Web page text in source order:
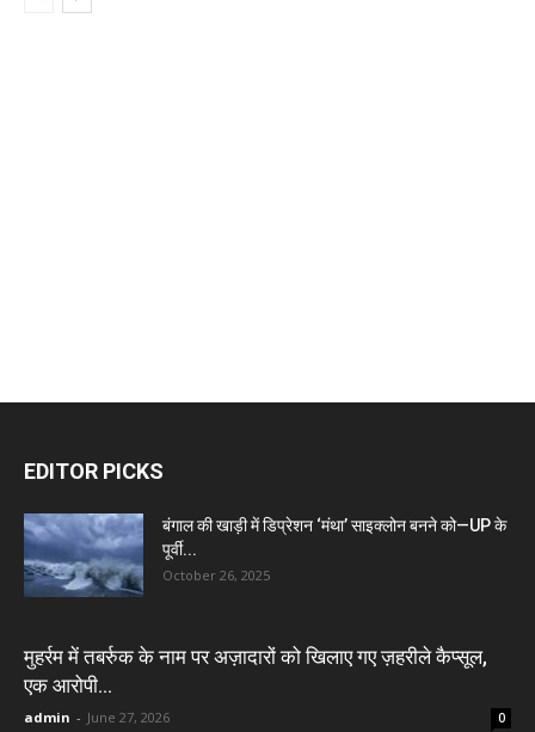
EDITOR PICKS
बंगाल की खाड़ी में डिप्रेशन ‘मंथा’ साइक्लोन बनने को—UP के
पूर्वी...
October 26, 2025
मुहर्रम में तबर्रुक के नाम पर अज़ादारों को खिलाए गए ज़हरीले कैप्सूल,
एक आरोपी...
admin - June 27, 2026 0